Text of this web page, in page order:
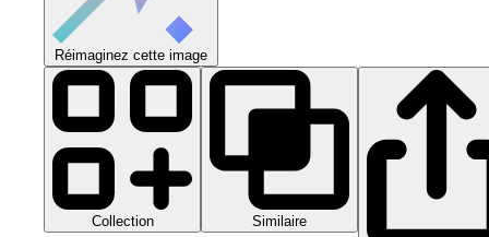
Réimaginez cette image
Collection Similaire